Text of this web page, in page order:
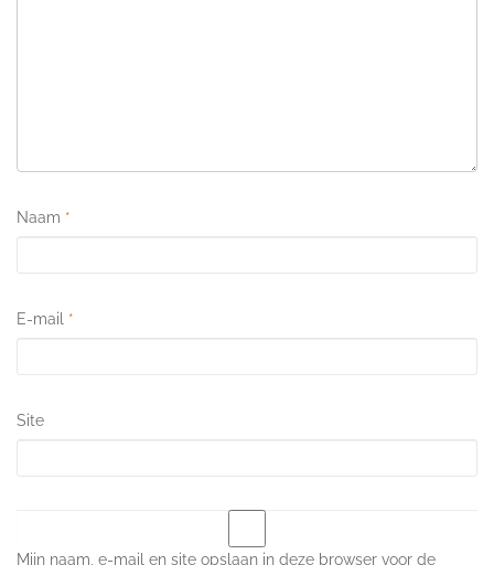
Naam *
E-mail *
Site
Mijn naam, e-mail en site opslaan in deze browser voor de